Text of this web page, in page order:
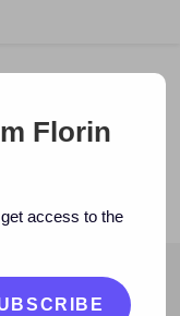
MOCAPP.
Florin
access to the